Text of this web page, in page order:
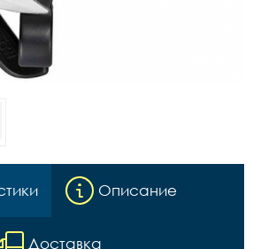
Описание
Доставка